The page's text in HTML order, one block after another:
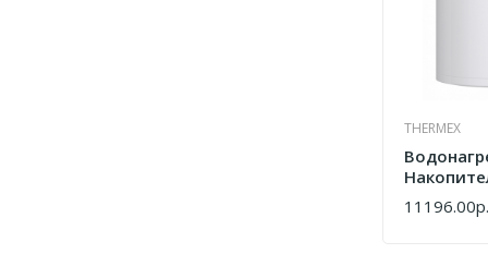
THERMEX
Thermex
11196.00р.
КУПИТЬ